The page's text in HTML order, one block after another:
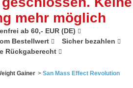
mehr möglich
ab 60,- EUR (DE)
Bestellwert
Sicher bezahlen
Rückgaberecht
Gainer > San Mass Effect Revolution